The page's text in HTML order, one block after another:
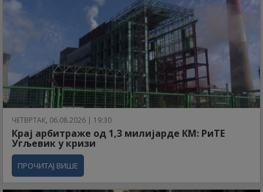
ЧЕТВРТАК, 06.08.2026 | 19:30
Крај арбитраже од 1,3 милијарде КМ: РиТЕ
Угљевик у кризи
ПРОЧИТАЈ ВИШЕ